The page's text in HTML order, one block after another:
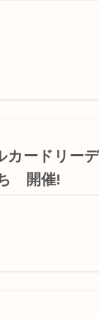
ードリー
開催!